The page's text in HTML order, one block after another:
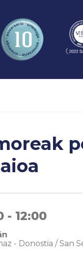
- 12:00
- Donostia / San